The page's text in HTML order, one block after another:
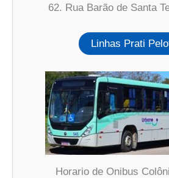
Rua Barão de Santa
Linhas Prati
Horario de Onibus